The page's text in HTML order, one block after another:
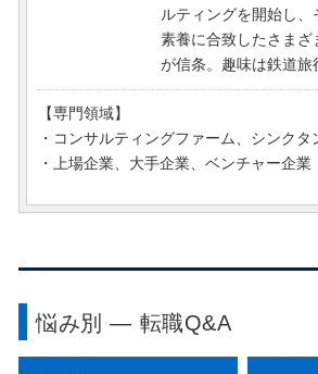
ルティングを開始し
素養に合致したさま
が信条。趣味は鉄道旅
【専門領域】
・コンサルティングファーム、シンクタ
・上場企業、大手企業、ベンチャー企業
悩み別 ― 転職Q&A